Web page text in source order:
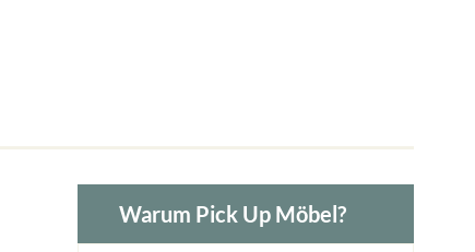
Warum Pick Up Möbel?